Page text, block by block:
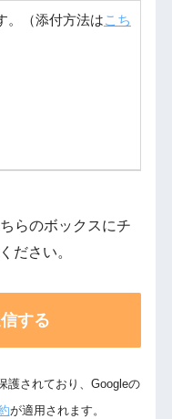
。（添付方法はこち
らのボックスにチ
ださい。
護されており、Googleの
が適用されます。